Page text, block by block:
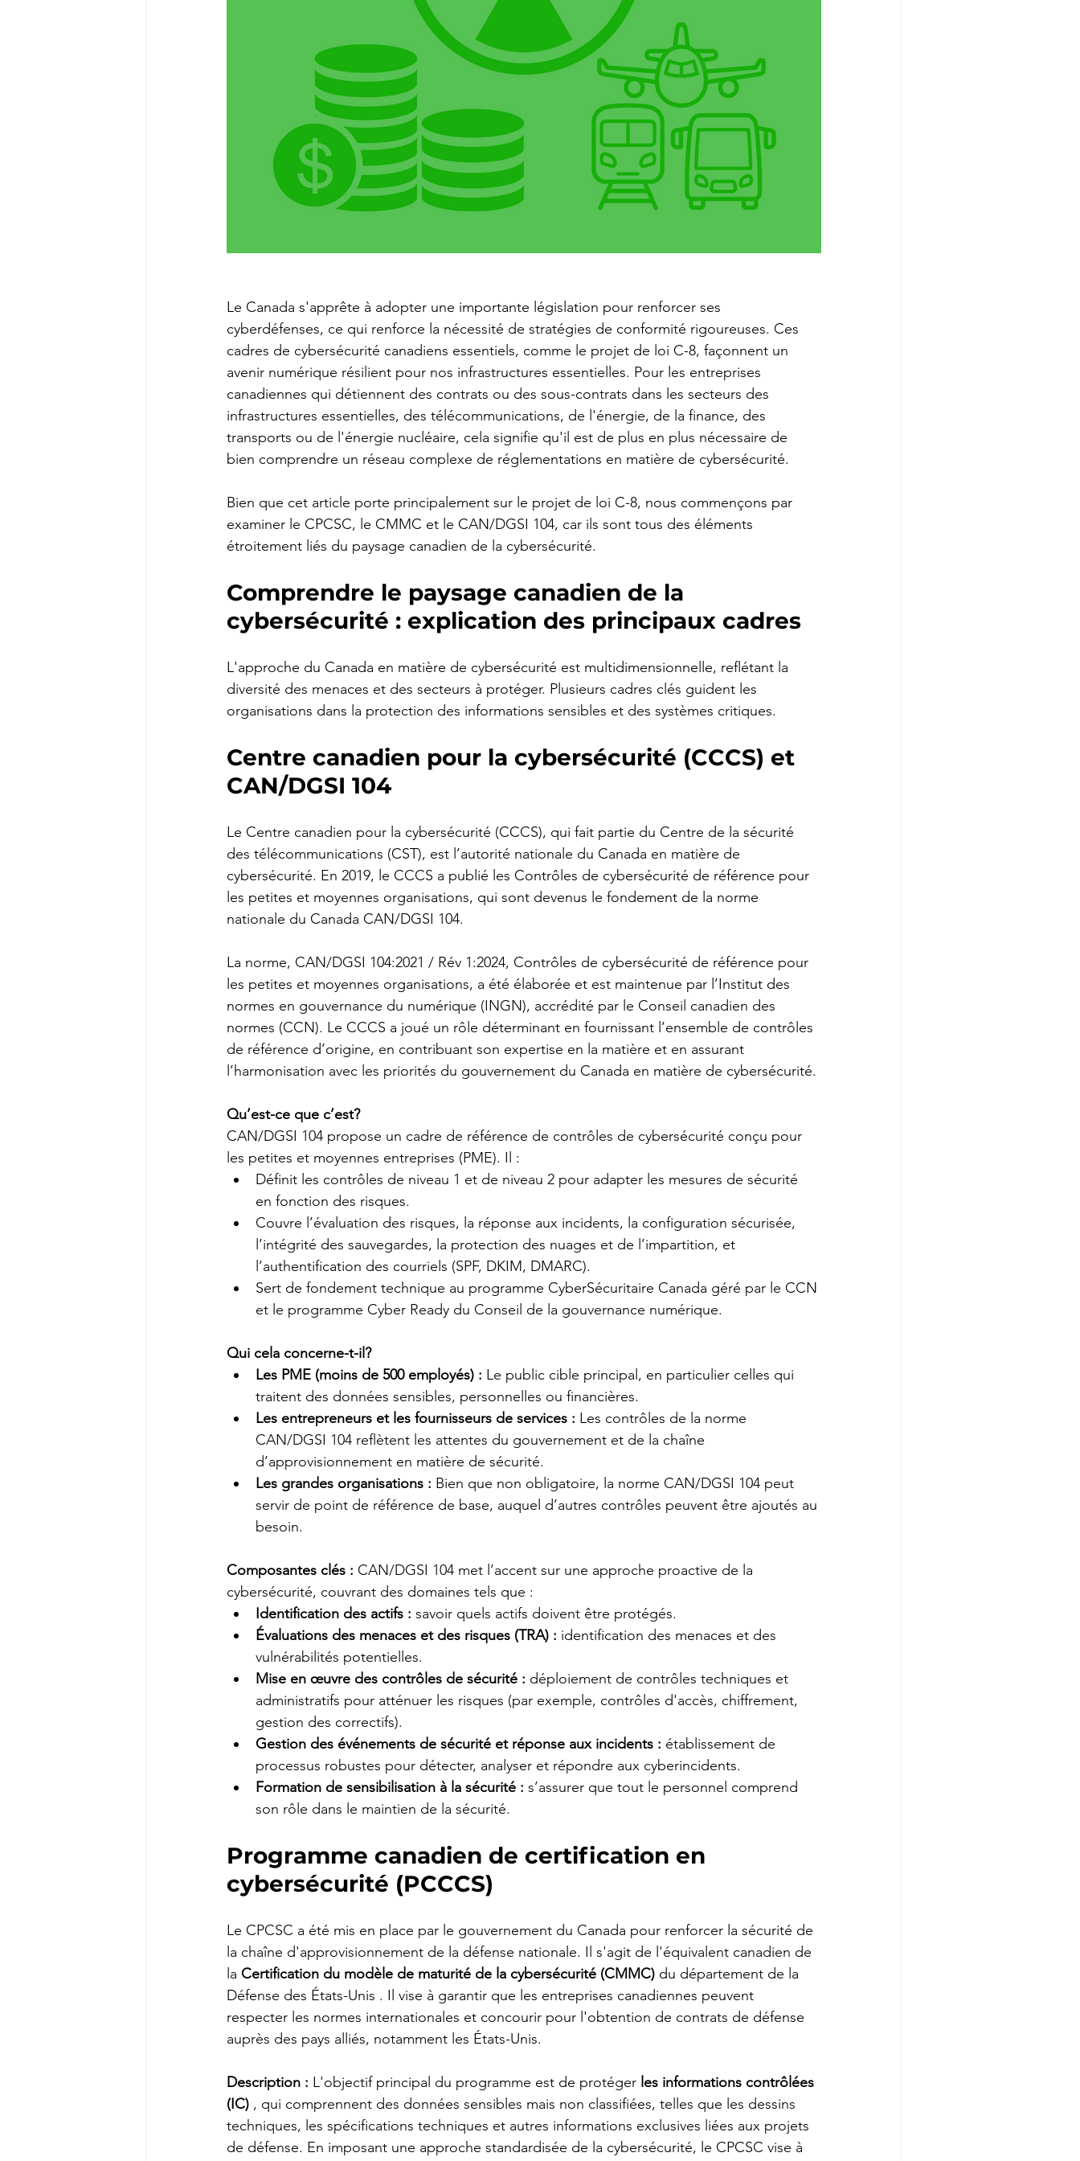
Le Canada s'apprête à adopter une importante législation pour renforcer ses
cyberdéfenses, ce qui renforce la nécessité de stratégies de conformité rigoureuses. Ces
cadres de cybersécurité canadiens essentiels, comme le projet de loi C-8, façonnent un
avenir numérique résilient pour nos infrastructures essentielles. Pour les entreprises
canadiennes qui détiennent des contrats ou des sous-contrats dans les secteurs des
infrastructures essentielles, des télécommunications, de l'énergie, de la finance, des
transports ou de l'énergie nucléaire, cela signifie qu'il est de plus en plus nécessaire de
bien comprendre un réseau complexe de réglementations en matière de cybersécurité.
Bien que cet article porte principalement sur le projet de loi C-8, nous commençons par
examiner le CPCSC, le CMMC et le CAN/DGSI 104, car ils sont tous des éléments
étroitement liés du paysage canadien de la cybersécurité.
Comprendre le paysage canadien de la
cybersécurité : explication des principaux cadres
L'approche du Canada en matière de cybersécurité est multidimensionnelle, reflétant la
diversité des menaces et des secteurs à protéger. Plusieurs cadres clés guident les
organisations dans la protection des informations sensibles et des systèmes critiques.
Centre canadien pour la cybersécurité (CCCS) et
CAN/DGSI 104
Le Centre canadien pour la cybersécurité (CCCS), qui fait partie du Centre de la sécurité
des télécommunications (CST), est l’autorité nationale du Canada en matière de
cybersécurité. En 2019, le CCCS a publié les Contrôles de cybersécurité de référence pour
les petites et moyennes organisations, qui sont devenus le fondement de la norme
nationale du Canada CAN/DGSI 104.
La norme, CAN/DGSI 104:2021 / Rév 1:2024, Contrôles de cybersécurité de référence pour
les petites et moyennes organisations, a été élaborée et est maintenue par l’Institut des
normes en gouvernance du numérique (INGN), accrédité par le Conseil canadien des
normes (CCN). Le CCCS a joué un rôle déterminant en fournissant l’ensemble de contrôles
de référence d’origine, en contribuant son expertise en la matière et en assurant
l’harmonisation avec les priorités du gouvernement du Canada en matière de cybersécurité.
Qu’est-ce que c’est?
CAN/DGSI 104 propose un cadre de référence de contrôles de cybersécurité conçu pour
les petites et moyennes entreprises (PME). Il :
Définit les contrôles de niveau 1 et de niveau 2 pour adapter les mesures de sécurité
en fonction des risques.
Couvre l’évaluation des risques, la réponse aux incidents, la configuration sécurisée,
l’intégrité des sauvegardes, la protection des nuages et de l’impartition, et
l’authentification des courriels (SPF, DKIM, DMARC).
Sert de fondement technique au programme CyberSécuritaire Canada géré par le CCN
et le programme Cyber Ready du Conseil de la gouvernance numérique.
Qui cela concerne-t-il?
Les PME (moins de 500 employés) : Le public cible principal, en particulier celles qui
traitent des données sensibles, personnelles ou financières.
Les entrepreneurs et les fournisseurs de services : Les contrôles de la norme
CAN/DGSI 104 reflètent les attentes du gouvernement et de la chaîne
d’approvisionnement en matière de sécurité.
Les grandes organisations : Bien que non obligatoire, la norme CAN/DGSI 104 peut
servir de point de référence de base, auquel d’autres contrôles peuvent être ajoutés au
besoin.
Composantes clés : CAN/DGSI 104 met l’accent sur une approche proactive de la
cybersécurité, couvrant des domaines tels que :
Identification des actifs : savoir quels actifs doivent être protégés.
Évaluations des menaces et des risques (TRA) : identification des menaces et des
vulnérabilités potentielles.
Mise en œuvre des contrôles de sécurité : déploiement de contrôles techniques et
administratifs pour atténuer les risques (par exemple, contrôles d'accès, chiffrement,
gestion des correctifs).
Gestion des événements de sécurité et réponse aux incidents : établissement de
processus robustes pour détecter, analyser et répondre aux cyberincidents.
Formation de sensibilisation à la sécurité : s’assurer que tout le personnel comprend
son rôle dans le maintien de la sécurité.
Programme canadien de certification en
cybersécurité (PCCCS)
Le CPCSC a été mis en place par le gouvernement du Canada pour renforcer la sécurité de
la chaîne d'approvisionnement de la défense nationale. Il s'agit de l'équivalent canadien de
la Certification du modèle de maturité de la cybersécurité (CMMC) du département de la
Défense des États-Unis . Il vise à garantir que les entreprises canadiennes peuvent
respecter les normes internationales et concourir pour l'obtention de contrats de défense
auprès des pays alliés, notamment les États-Unis.
Description : L'objectif principal du programme est de protéger les informations contrôlées
(IC) , qui comprennent des données sensibles mais non classifiées, telles que les dessins
techniques, les spécifications techniques et autres informations exclusives liées aux projets
de défense. En imposant une approche standardisée de la cybersécurité, le CPCSC vise à